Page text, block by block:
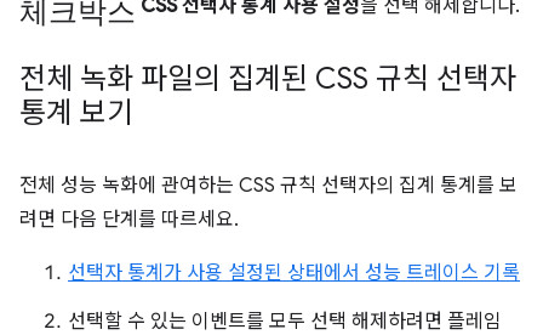
CSS 선택자 통계 사용 설정을 선택 해제합니다.
전체 녹화 파일의 집계된 CSS 규칙 선택자
통계 보기
전체 성능 녹화에 관여하는 CSS 규칙 선택자의 집계 통계를 보
려면 다음 단계를 따르세요.
선택자 통계가 사용 설정된 상태에서 성능 트레이스 기록
선택할 수 있는 이벤트를 모두 선택 해제하려면 플레임